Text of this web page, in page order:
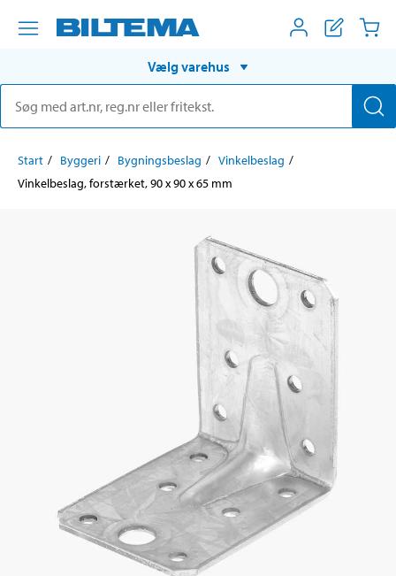
Vælg varehus
Start Byggeri Bygningsbeslag
Vinkelbeslag
Vinkelbeslag, forstærket, 90 x 90 x 65 mm